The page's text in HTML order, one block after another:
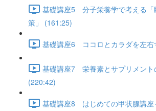
基礎講座5 分子栄養学で考える「
策」 (161:25)
基礎講座6 ココロとカラダを左右
基礎講座7 栄養素とサプリメント
(220:42)
基礎講座8 はじめての甲状腺講座